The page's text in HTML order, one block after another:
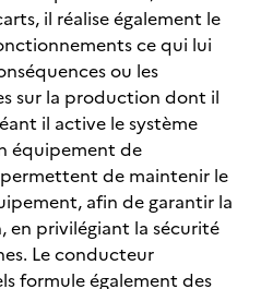
il réalise également le
ce qui lui
ou les
sur la production dont il
il active le système
équipement de
de maintenir le
afin de garantir la
privilégiant la sécurité
Le conducteur
formule également des